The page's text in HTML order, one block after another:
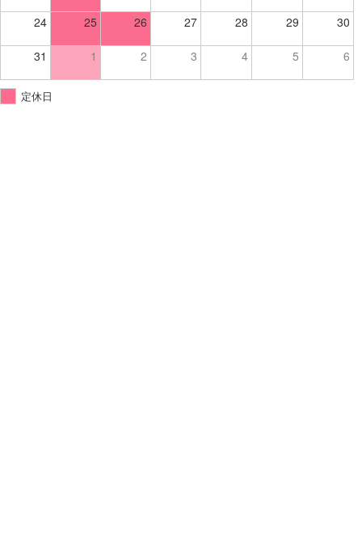
24 25 26 27 28 29 30
31 1 2 3 4 5 6
定休日